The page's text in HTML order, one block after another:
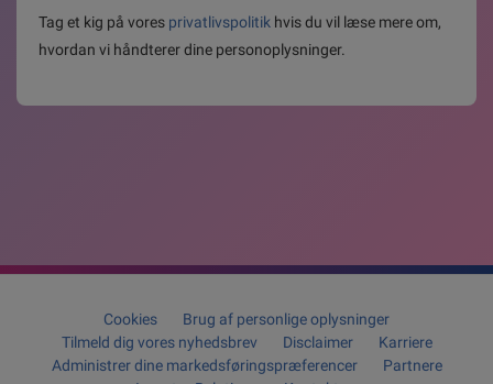
Tag et kig på vores privatlivspolitik hvis du vil læse mere om,
hvordan vi håndterer dine personoplysninger.
Cookies
Brug af personlige oplysninger
Tilmeld dig vores nyhedsbrev
Disclaimer
Karriere
Administrer dine markedsføringspræferencer
Partnere